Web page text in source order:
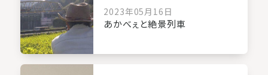
2023年05月16日
あかべぇと絶景列車